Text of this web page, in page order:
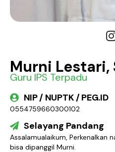
Murni Lestari,
Guru IPS Terpadu
NIP / NUPTK / PEG.ID
0554759660300102
Selayang Pandang
Assalamualaikum, Perkenalkan
bisa dipanggil Murni.